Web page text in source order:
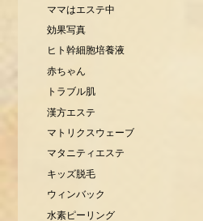
ママはエステ中
効果写真
ヒト幹細胞培養液
赤ちゃん
トラブル肌
漢方エステ
マトリクスウェーブ
マタニティエステ
キッズ脱毛
ウィンバック
水素ピーリング